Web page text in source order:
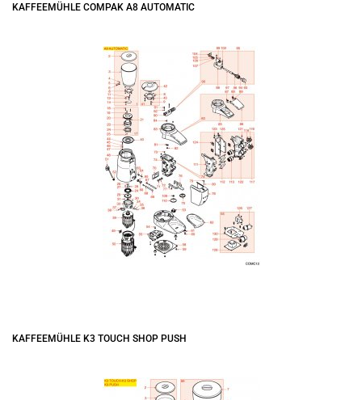
KAFFEEMÜHLE COMPAK A8 AUTOMATIC
KAFFEEMÜHLE K3 TOUCH SHOP PUSH